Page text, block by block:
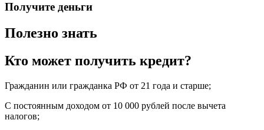
Получите деньги
Полезно знать
Кто может получить кредит?
Гражданин или гражданка РФ от 21 года и старше;
С постоянным доходом от 10 000 рублей после вычета
налогов;